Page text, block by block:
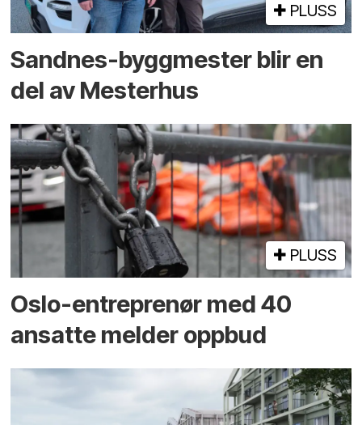
PLUSS
Sandnes-byggmester blir en
del av Mesterhus
PLUSS
Oslo-entreprenør med 40
ansatte melder oppbud